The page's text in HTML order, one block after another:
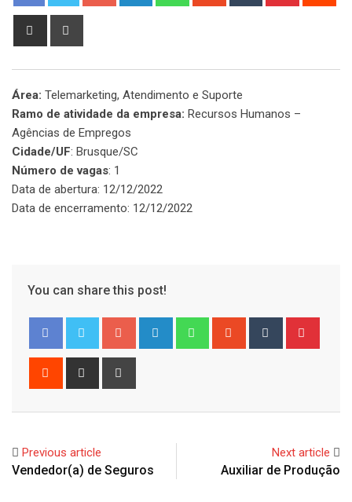
Share
Área: Telemarketing, Atendimento e Suporte
Ramo de atividade da empresa: Recursos Humanos –
Agências de Empregos
Cidade/UF: Brusque/SC
Número de vagas: 1
Data de abertura: 12/12/2022
Data de encerramento: 12/12/2022
You can share this post!
Google+ LinkedIn WhatsappStumbleUpon
Tumblr
Reddit
Share
Previous article
Vendedor(a) de Seguros
Next article
Auxiliar de Produção